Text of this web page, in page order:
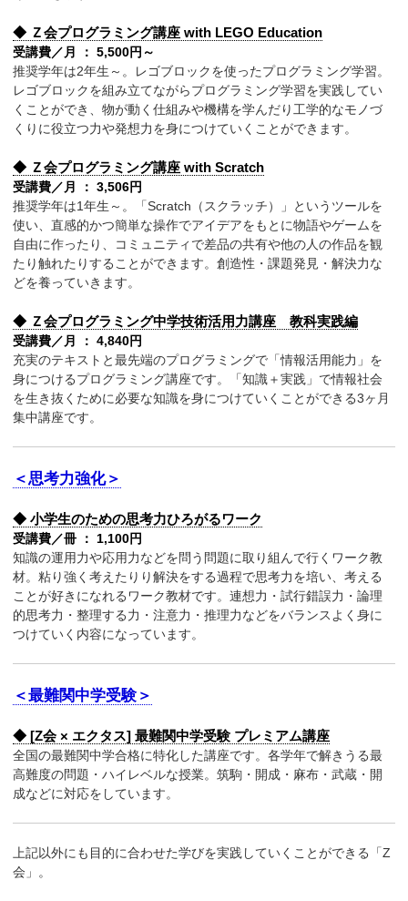
◆ Ｚ会プログラミング講座 with LEGO Education
受講費／月 ： 5,500円～
推奨学年は2年生～。レゴブロックを使ったプログラミング学習。
レゴブロックを組み立てながらプログラミング学習を実践してい
くことができ、物が動く仕組みや機構を学んだり工学的なモノづ
くりに役立つ力や発想力を身につけていくことができます。
◆ Ｚ会プログラミング講座 with Scratch
受講費／月 ： 3,506円
推奨学年は1年生～。「Scratch（スクラッチ）」というツールを
使い、直感的かつ簡単な操作でアイデアをもとに物語やゲームを
自由に作ったり、コミュニティで差品の共有や他の人の作品を観
たり触れたりすることができます。創造性・課題発見・解決力な
どを養っていきます。
◆ Ｚ会プログラミング中学技術活用力講座 教科実践編
受講費／月 ： 4,840円
充実のテキストと最先端のプログラミングで「情報活用能力」を
身につけるプログラミング講座です。「知識＋実践」で情報社会
を生き抜くために必要な知識を身につけていくことができる3ヶ月
集中講座です。
＜思考力強化＞
◆ 小学生のための思考力ひろがるワーク
受講費／冊 ： 1,100円
知識の運用力や応用力などを問う問題に取り組んで行くワーク教
材。粘り強く考えたりり解決をする過程で思考力を培い、考える
ことが好きになれるワーク教材です。連想力・試行錯誤力・論理
的思考力・整理する力・注意力・推理力などをバランスよく身に
つけていく内容になっています。
＜最難関中学受験＞
◆ [Z会 × エクタス] 最難関中学受験 プレミアム講座
全国の最難関中学合格に特化した講座です。各学年で解きうる最
高難度の問題・ハイレベルな授業。筑駒・開成・麻布・武蔵・開
成などに対応をしています。
上記以外にも目的に合わせた学びを実践していくことができる「Z
会」。